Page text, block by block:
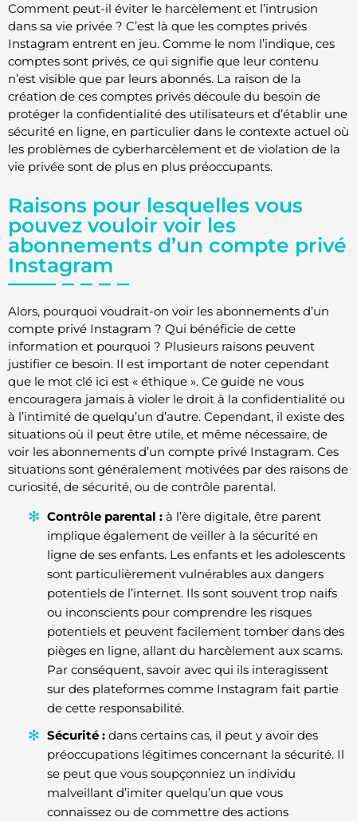
Comment peut-il éviter le harcèlement et l’intrusion
dans sa vie privée ? C’est là que les comptes privés
Instagram entrent en jeu. Comme le nom l’indique, ces
comptes sont privés, ce qui signifie que leur contenu
n’est visible que par leurs abonnés. La raison de la
création de ces comptes privés découle du besoin de
protéger la confidentialité des utilisateurs et d’établir une
sécurité en ligne, en particulier dans le contexte actuel où
les problèmes de cyberharcèlement et de violation de la
vie privée sont de plus en plus préoccupants.
Raisons pour lesquelles vous
pouvez vouloir voir les
abonnements d’un compte privé
Instagram
Alors, pourquoi voudrait-on voir les abonnements d’un
compte privé Instagram ? Qui bénéficie de cette
information et pourquoi ? Plusieurs raisons peuvent
justifier ce besoin. Il est important de noter cependant
que le mot clé ici est « éthique ». Ce guide ne vous
encouragera jamais à violer le droit à la confidentialité ou
à l’intimité de quelqu’un d’autre. Cependant, il existe des
situations où il peut être utile, et même nécessaire, de
voir les abonnements d’un compte privé Instagram. Ces
situations sont généralement motivées par des raisons de
curiosité, de sécurité, ou de contrôle parental.
Contrôle parental : à l’ère digitale, être parent
implique également de veiller à la sécurité en
ligne de ses enfants. Les enfants et les adolescents
sont particulièrement vulnérables aux dangers
potentiels de l’internet. Ils sont souvent trop naifs
ou inconscients pour comprendre les risques
potentiels et peuvent facilement tomber dans des
pièges en ligne, allant du harcèlement aux scams.
Par conséquent, savoir avec qui ils interagissent
sur des plateformes comme Instagram fait partie
de cette responsabilité.
Sécurité : dans certains cas, il peut y avoir des
préoccupations légitimes concernant la sécurité. Il
se peut que vous soupçonniez un individu
malveillant d’imiter quelqu’un que vous
connaissez ou de commettre des actions